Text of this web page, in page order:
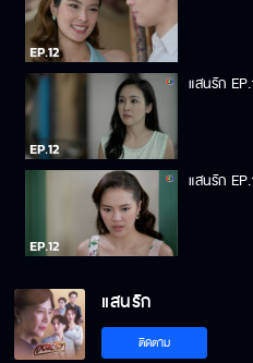
แสนรัก
แสนรัก
แสนรัก
ติดตาม